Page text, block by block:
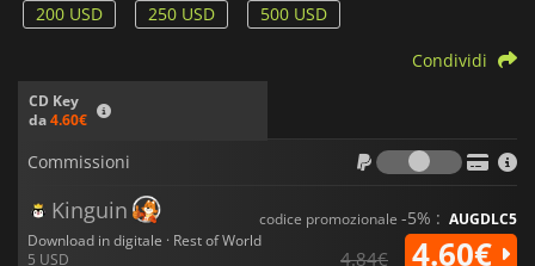
200 USD
250 USD 500 USD
CD Key
da4.60€
Condividi
Commissioni
Kinguin
Download in digitale · Rest of World
5 USD
codice promozionale -5% : AUGDLC5
4.84€ 4.60€